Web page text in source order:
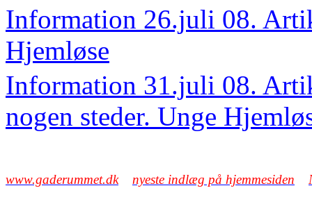
Information 26.juli 08.
Hjemløse
Information 31.juli 08.
nogen steder. Unge
www.gaderummet.dk nyeste indlæg på hjemmesiden